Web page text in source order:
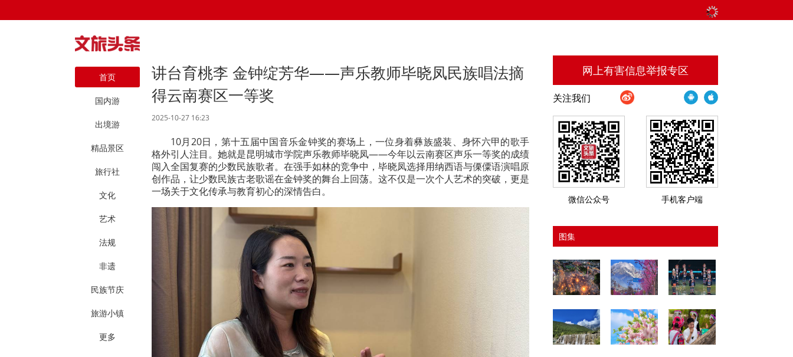
首页
国内游
出境游
精品景区
旅行社
文化
艺术
法规
非遗
民族节庆
旅游小镇
更多
讲台育桃李 金钟绽芳华——声乐教师毕晓凤民族唱法摘
得云南赛区一等奖
2025-10-27 16:23
10月20日，第十五届中国音乐金钟奖的赛场上，一位身着彝族盛装、身怀六甲的歌手
格外引人注目。她就是昆明城市学院声乐教师毕晓凤——今年以云南赛区声乐一等奖的成绩
闯入全国复赛的少数民族歌者。在强手如林的竞争中，毕晓凤选择用纳西语与傈僳语演唱原
创作品，让少数民族古老歌谣在金钟奖的舞台上回荡。这不仅是一次个人艺术的突破，更是
一场关于文化传承与教育初心的深情告白。
网上有害信息举报专区
关注我们
微信公众号 手机客户端
图集